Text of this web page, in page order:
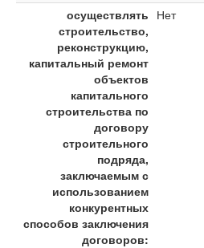
осуществлять
строительство,
реконструкцию,
капитальный ремонт
объектов
капитального
строительства по
договору
строительного
подряда,
заключаемым с
использованием
конкурентных
способов заключения
договоров:
Нет